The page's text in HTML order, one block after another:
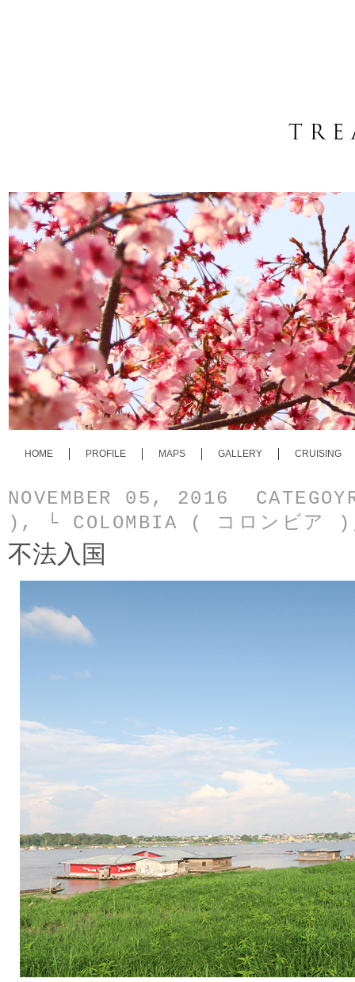
HOME PROFILE MAPS GALLERY CRUISING
NOVEMBER 05, 2016
) , └ COLOMBIA ( コロンビア )
不法入国